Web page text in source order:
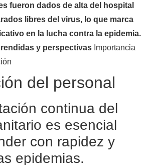
fueron dados de alta del hospital
libres del virus, lo que marca
en la lucha contra la epidemia.
y perspectivas Importancia
del personal
continua del
es esencial
con rapidez y
epidemias.